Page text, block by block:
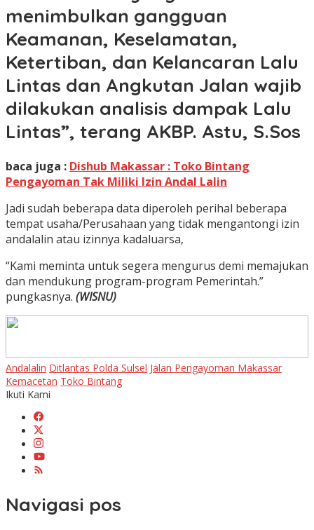
menimbulkan gangguan
Keamanan, Keselamatan,
Ketertiban, dan Kelancaran Lalu
Lintas dan Angkutan Jalan wajib
dilakukan analisis dampak Lalu
Lintas”, terang AKBP. Astu, S.Sos
baca juga : Dishub Makassar : Toko Bintang
Pengayoman Tak Miliki Izin Andal Lalin
Jadi sudah beberapa data diperoleh perihal beberapa
tempat usaha/Perusahaan yang tidak mengantongi izin
andalalin atau izinnya kadaluarsa,
“Kami meminta untuk segera mengurus demi memajukan
dan mendukung program-program Pemerintah.”
pungkasnya. (WISNU)
Andalalin Ditlantas Polda Sulsel Jalan Pengayoman Makassar
Kemacetan Toko Bintang
Ikuti Kami
Navigasi pos